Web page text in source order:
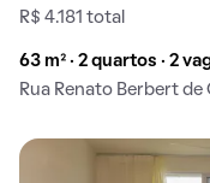
R$ 4.181 total
63 m² · 2 quartos · 2
Rua Renato Berbert de